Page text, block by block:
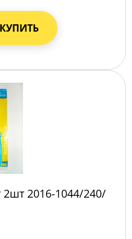
КУПИТЬ
2шт 2016-1044/240/